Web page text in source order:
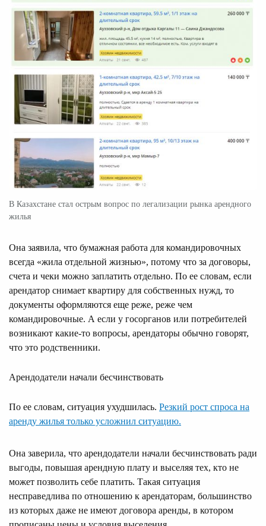
В Казахстане стал острым вопрос по легализации рынка арендного
жилья
Она заявила, что бумажная работа для командировочных
всегда «жила отдельной жизнью», потому что за договоры,
счета и чеки можно заплатить отдельно. По ее словам, если
арендатор снимает квартиру для собственных нужд, то
документы оформляются еще реже, реже чем
командировочные. А если у госорганов или потребителей
возникают какие-то вопросы, арендаторы обычно говорят,
что это родственники.
Арендодатели начали бесчинствовать
По ее словам, ситуация ухудшилась. Резкий рост спроса на
аренду жилья только усложнил ситуацию.
Она заверила, что арендодатели начали бесчинствовать ради
выгоды, повышая арендную плату и выселяя тех, кто не
может позволить себе платить. Такая ситуация
несправедлива по отношению к арендаторам, большинство
из которых даже не имеют договора аренды, в котором